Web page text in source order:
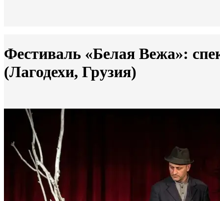
Фестиваль «Белая Вежа»:
(Лагодехи, Грузия)